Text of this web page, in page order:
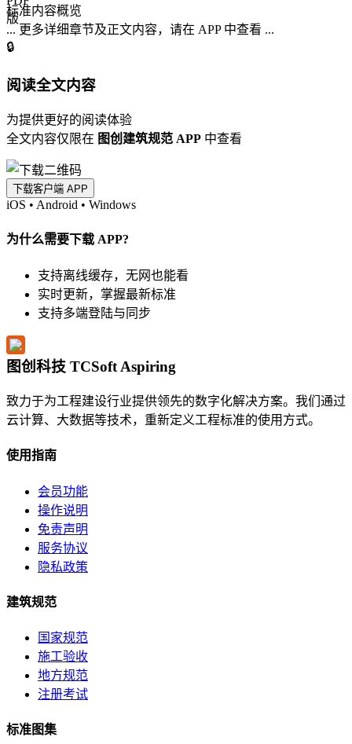
标准内容概览
... 更多详细章节及正文内容，请在 APP 中查看 ...
🔒
阅读全文内容
为提供更好的阅读体验
全文内容仅限在 图创建筑规范 APP 中查看
下载客户端 APP
iOS • Android • Windows
为什么需要下载 APP?
支持离线缓存，无网也能看
实时更新，掌握最新标准
支持多端登陆与同步
图创科技 TCSoft Aspiring
致力于为工程建设行业提供领先的数字化解决方案。我们通过
云计算、大数据等技术，重新定义工程标准的使用方式。
使用指南
会员功能
操作说明
免责声明
服务协议
隐私政策
建筑规范
国家规范
施工验收
地方规范
注册考试
标准图集